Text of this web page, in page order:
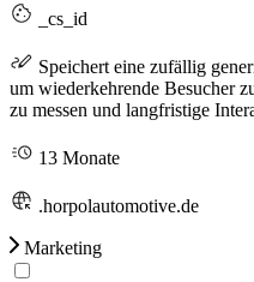
_cs_id
Speichert eine zufällig
um wiederkehrende Besucher
zu messen und langfristige
13 Monate
.horpolautomotive.de
Marketing